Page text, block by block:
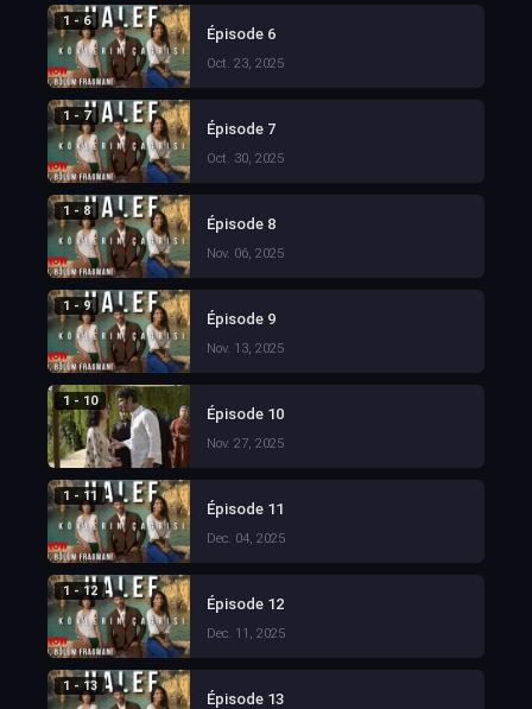
1 - 6
Épisode 6
Oct. 23, 2025
1 - 7
Épisode 7
Oct. 30, 2025
1 - 8
Épisode 8
Nov. 06, 2025
1 - 9
Épisode 9
Nov. 13, 2025
1 - 10
Épisode 10
Nov. 27, 2025
1 - 11
Épisode 11
Dec. 04, 2025
1 - 12
Épisode 12
Dec. 11, 2025
1 - 13
Épisode 13